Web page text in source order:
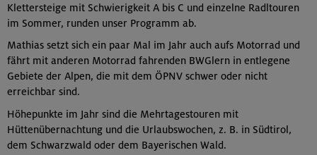
Klettersteige mit Schwierigkeit A bis C und einzelne Radltouren
im Sommer, runden unser Programm ab.
Mathias setzt sich ein paar Mal im Jahr auch aufs Motorrad und
fährt mit anderen Motorrad fahrenden BWGlern in entlegene
Gebiete der Alpen, die mit dem ÖPNV schwer oder nicht
erreichbar sind.
Höhepunkte im Jahr sind die Mehrtagestouren mit
Hüttenübernachtung und die Urlaubswochen, z. B. in Südtirol,
dem Schwarzwald oder dem Bayerischen Wald.